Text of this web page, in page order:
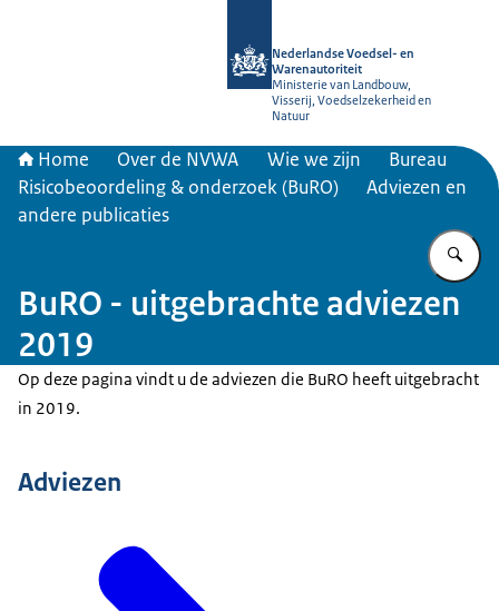
Nederlandse Voedsel- en
Warenautoriteit
Ministerie van Landbouw,
Visserij, Voedselzekerheid en
Natuur
Home Over de NVWA Wie we zijn
Bureau
Risicobeoordeling & onderzoek (BuRO)
Adviezen en
andere publicaties
BuRO - uitgebrachte adviezen
2019
Op deze pagina vindt u de adviezen die BuRO heeft uitgebracht
in 2019.
Adviezen